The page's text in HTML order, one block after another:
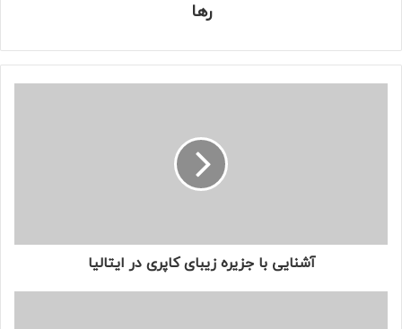
رها
آشنایی با جزیره زیبای کاپری در ایتالیا